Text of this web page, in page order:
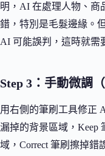
明，AI 在處理人物、商
錯，特別是毛髮邊緣。
AI 可能誤判，這時就需
Step 3：手動微調（
用右側的筆刷工具修正
漏掉的背景區域，Keep
域，Correct 筆刷擦掉錯